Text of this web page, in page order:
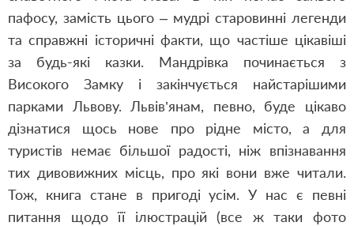
пафосу, замість цього – мудрі старовинні легенди
та справжні історичні факти, що частіше цікавіші
за будь-які казки. Мандрівка починається з
Високого Замку і закінчується найстарішими
парками Львову. Львів’янам, певно, буде цікаво
дізнатися щось нове про рідне місто, а для
туристів немає більшої радості, ніж впізнавання
тих дивовижних місць, про які вони вже читали.
Тож, книга стане в пригоді усім. У нас є певні
питання щодо її ілюстрацій (все ж таки фото